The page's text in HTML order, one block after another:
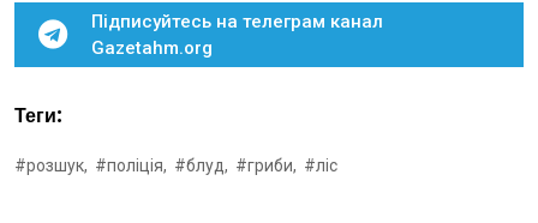
Підписуйтесь на телеграм канал
Gazetahm.org
Теги:
#розшук, #поліція, #блуд, #гриби, #ліс